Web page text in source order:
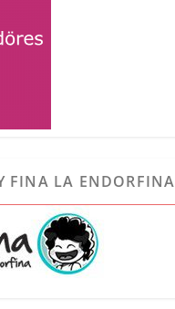
FINA LA ENDORFINA